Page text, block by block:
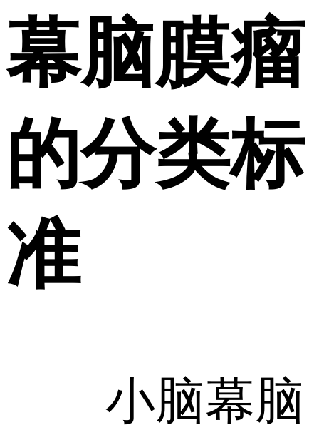
幕脑膜瘤
的分类标
准
小脑幕脑